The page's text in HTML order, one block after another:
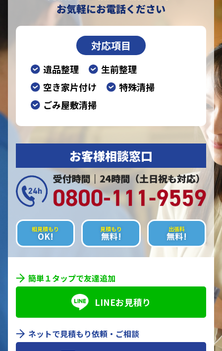
お気軽にお電話ください
対応項目
遺品整理
生前整理
空き家片付け
特殊清掃
ごみ屋敷清掃
お客様相談窓口
相見積もり
OK!
見積もり
無料!
出張料
無料!
簡単１タップで友達追加
LINEお見積り
ネットで見積もり依頼・ご相談